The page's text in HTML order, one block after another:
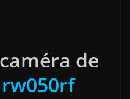
de
rw050rf